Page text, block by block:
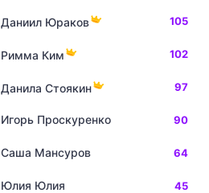
Даниил Юраков 105
Римма Ким 102
Данила Стоякин 97
Игорь Проскуренко 90
Саша Мансуров 64
Юлия Юлия 45